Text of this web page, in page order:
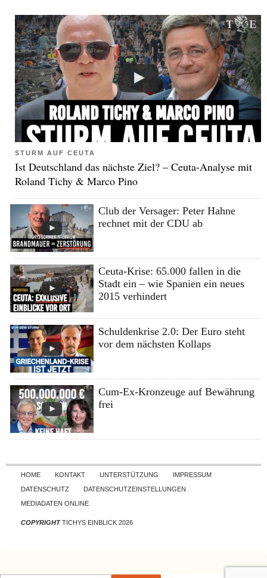
STURM AUF CEUTA
Ist Deutschland das nächste Ziel? – Ceuta-Analyse mit
Roland Tichy & Marco Pino
Club der Versager: Peter Hahne
rechnet mit der CDU ab
Ceuta-Krise: 65.000 fallen in die
Stadt ein – wie Spanien ein neues
2015 verhindert
Schuldenkrise 2.0: Der Euro steht
vor dem nächsten Kollaps
Cum-Ex-Kronzeuge auf Bewährung
frei
Skip to content
HOME KONTAKT UNTERSTÜTZUNG
IMPRESSUM
DATENSCHUTZ
DATENSCHUTZEINSTELLUNGEN
MEDIADATEN ONLINE
COPYRIGHTTICHYS EINBLICK 2026